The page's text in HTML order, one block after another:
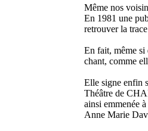
Même nos
En 1981 une
retrouver la
En fait, même si
chant, comme
Elle signe enfin
Théâtre de
ainsi emmenée
Anne Marie